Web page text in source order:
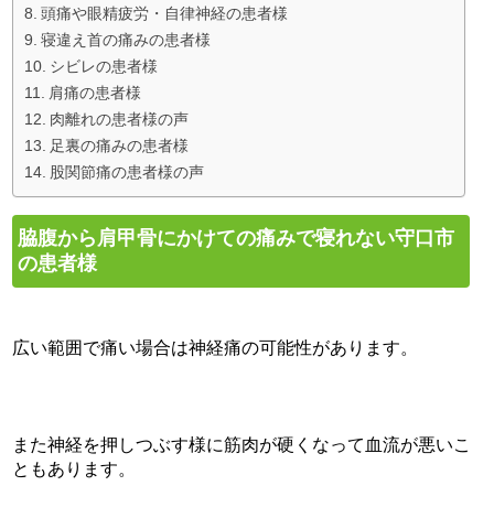
頭痛や眼精疲労・自律神経の患者様
寝違え首の痛みの患者様
シビレの患者様
肩痛の患者様
肉離れの患者様の声
足裏の痛みの患者様
股関節痛の患者様の声
脇腹から肩甲骨にかけての痛みで寝れない守口市
の患者様
広い範囲で痛い場合は神経痛の可能性があります。
また神経を押しつぶす様に筋肉が硬くなって血流が悪いこ
ともあります。